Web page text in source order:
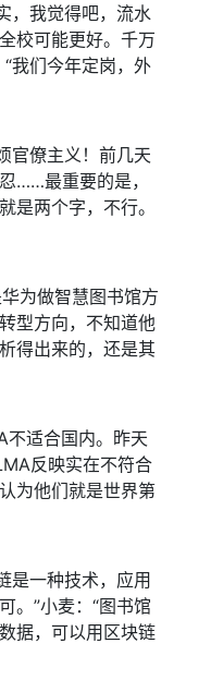
，我觉得吧，流水
校可能更好。千万
我们今年定岗，外
官僚主义！前几天
……最重要的是，
是两个字，不行。
为做智慧图书馆方
型方向，不知道他
得出来的，还是其
不适合国内。昨天
反映实在不符合
为他们就是世界第
是一种技术，应用
。”小麦：“图书馆
据，可以用区块链